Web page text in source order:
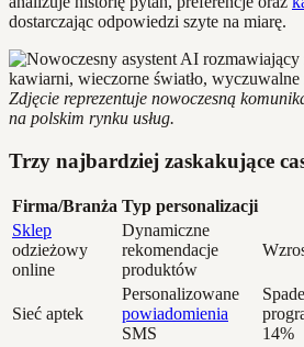
dostarczając odpowiedzi szyte na miarę.
Zdjęcie reprezentuje nowoczesną
na polskim rynku usług.
Trzy najbardziej zaskakujące
Firma/Branża Typ personalizacji
Sklep
odzieżowy
online
Dynamiczne
rekomendacje
produktów
Sieć aptek
Personalizowane
powiadomienia
SMS
14%